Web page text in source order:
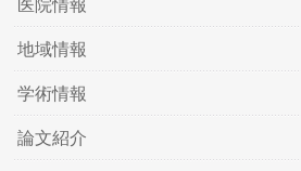
医院情報
地域情報
学術情報
論文紹介